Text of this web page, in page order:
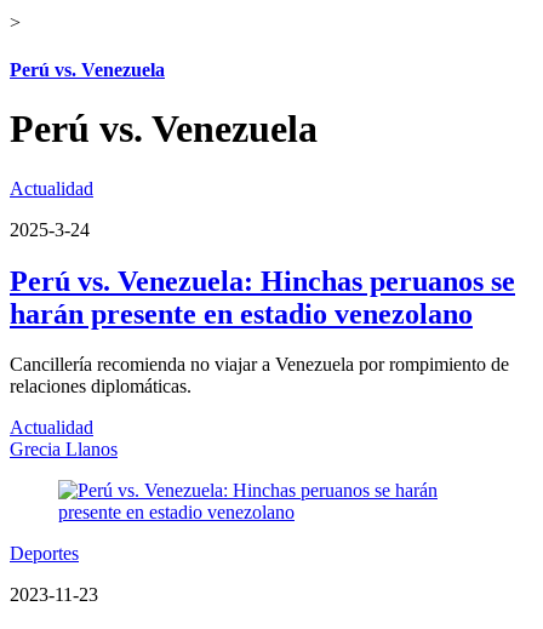
>
Perú vs. Venezuela
Perú vs. Venezuela
Actualidad
2025-3-24
Perú vs. Venezuela: Hinchas peruanos se
harán presente en estadio venezolano
Cancillería recomienda no viajar a Venezuela por rompimiento de
relaciones diplomáticas.
Actualidad
Grecia Llanos
Deportes
2023-11-23